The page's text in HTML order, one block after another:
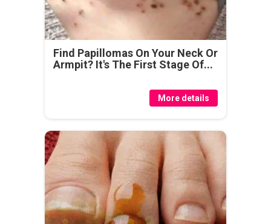
Find Papillomas On Your Neck Or
Armpit? It's The First Stage Of...
More details